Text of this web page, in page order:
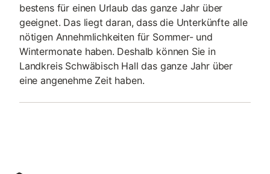
bestens für einen Urlaub das ganze Jahr über
geeignet. Das liegt daran, dass die Unterkünfte alle
nötigen Annehmlichkeiten für Sommer- und
Wintermonate haben. Deshalb können Sie in
Landkreis Schwäbisch Hall das ganze Jahr über
eine angenehme Zeit haben.